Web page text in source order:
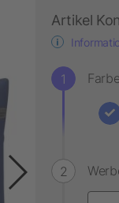
Artikel
Farbe